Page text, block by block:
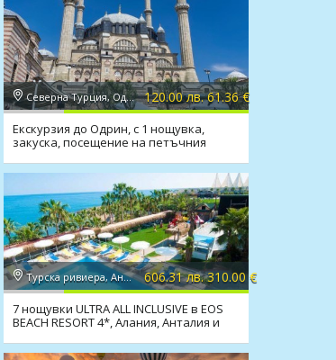
Северна Турция, Одрин 120.00 лв. 61.36 €
Екскурзия до Одрин, с 1 нощувка,
закуска, посещение на петъчния
Турска ривиера, Анталия 606.31 лв. 310.00 €
7 нощувки ULTRA ALL INCLUSIVE в EOS
BEACH RESORT 4*, Алания, Анталия и